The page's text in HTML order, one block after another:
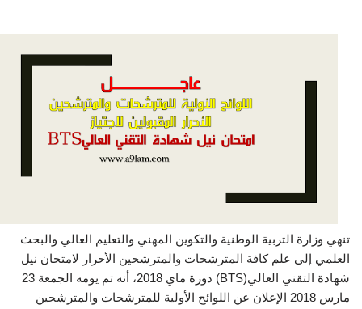
​تنهي وزارة التربية الوطنية والتكوين المهني والتعليم العالي والبحث
العلمي إلى علم كافة المترشحات والمترشحين الأحرار لامتحان نيل
شهادة التقني العالي(BTS) دورة ماي 2018، أنه تم يومه الجمعة 23
مارس 2018 الإعلان عن اللوائح الأولية للمترشحات والمترشحين